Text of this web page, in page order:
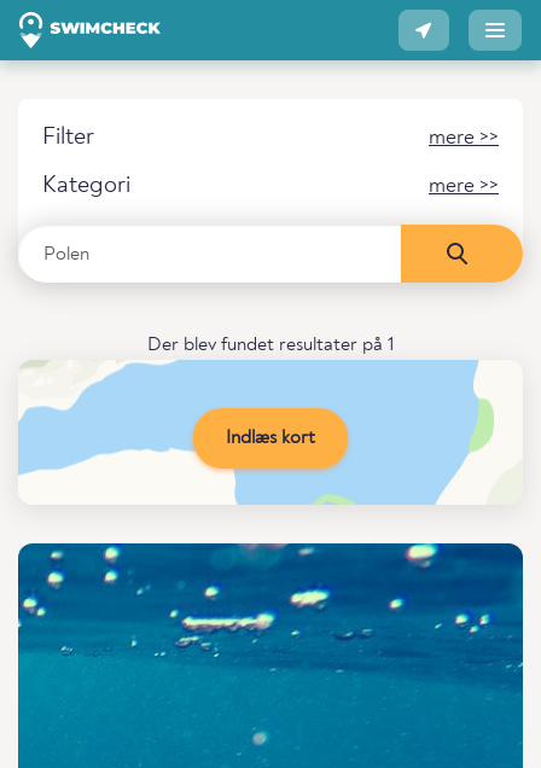
Filter mere >>
Kategori mere >>
Der blev fundet resultater på 1
Indlæs kort